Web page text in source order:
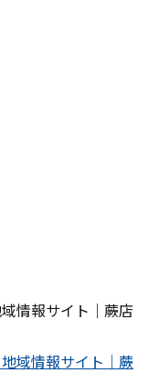
情報サイト｜蕨店